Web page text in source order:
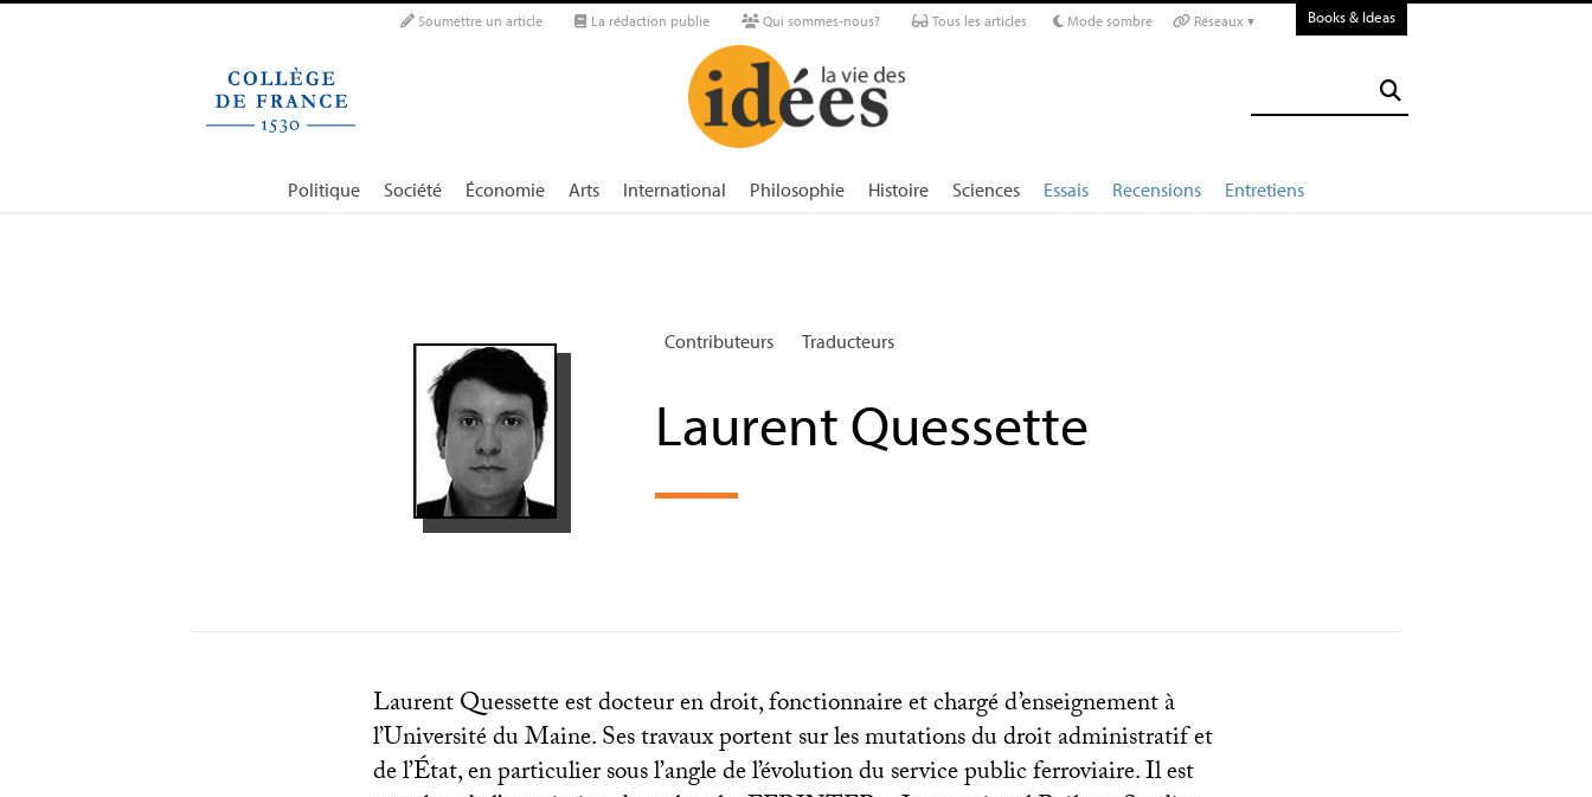
Soumettre un article La rédaction publie Qui sommes-nous? Tous les articles Mode sombre Réseaux ▾ Books & Ideas
Politique Société Économie Arts International Philosophie Histoire Sciences Essais Recensions Entretiens
Contributeurs Traducteurs
Laurent Quessette
Laurent Quessette est docteur en droit, fonctionnaire et chargé d’enseignement à
l’Université du Maine. Ses travaux portent sur les mutations du droit administratif et
de l’État, en particulier sous l’angle de l’évolution du service public ferroviaire. Il est